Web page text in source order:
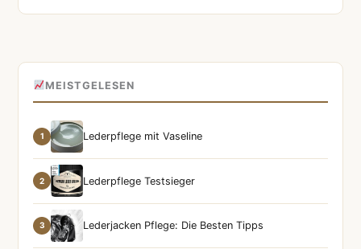
MEISTGELESEN
1 Lederpflege mit Vaseline
2 Lederpflege Testsieger
3 Lederjacken Pflege: Die Besten Tipps